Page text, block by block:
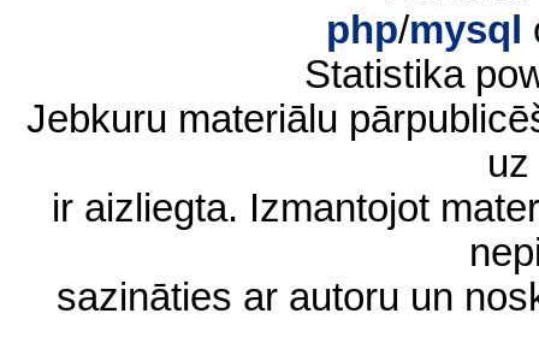
php/mysql
Statistika
Jebkuru materiālu
ir aizliegta. Izmantojot
sazināties ar autoru un